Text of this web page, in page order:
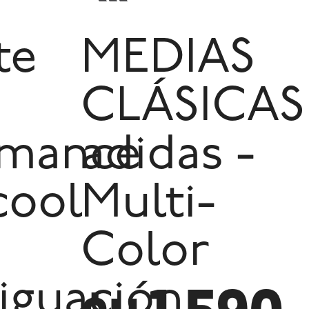
MEDIAS
CLÁSICAS
adidas -
Multi-
Color